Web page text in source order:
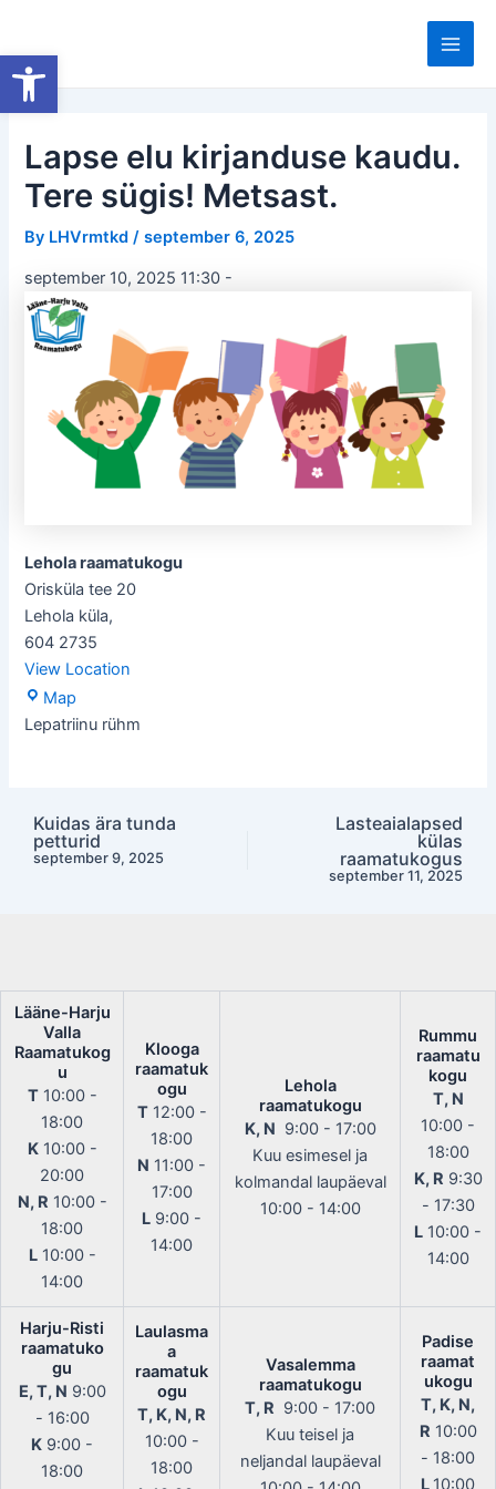
Open toolbar
content
Main
Lapse elu kirjanduse kaudu.
Tere sügis! Metsast.
By LHVrmtkd/september 6, 2025
september 10, 2025 11:30 -
Lehola raamatukogu
Orisküla tee 20
Lehola küla,
604 2735
View Location
Map
raamatukogu
Lepatriinu rühm
Post
navigation
Kuidas ära tunda
petturid
september 9, 2025
Lasteaialapsed
külas
raamatukogus
september 11, 2025
Lääne-Harju
Valla
Raamatukog
u
T10:00 -
18:00
K10:00 -
20:00
N, R 10:00 -
18:00
L10:00 -
14:00
Klooga
raamatuk
ogu
T12:00 -
18:00
N 11:00 -
17:00
L 9:00 -
14:00
Lehola
raamatukogu
K, N 9:00 - 17:00
Kuu esimesel ja
kolmandal laupäeval
10:00 - 14:00
Rummu
raamatu
kogu
T, N
10:00 -
18:00
K, R 9:30
- 17:30
L 10:00 -
14:00
Harju-Risti
raamatuko
gu
E, T, N 9:00
- 16:00
K 9:00 -
18:00
Laulasma
a
raamatuk
ogu
T, K, N, R
10:00 -
18:00
Vasalemma
raamatukogu
T, R 9:00 - 17:00
Kuu teisel ja
neljandal laupäeval
Padise
raamat
ukogu
T, K, N,
R 10:00
- 18:00
L 10:00